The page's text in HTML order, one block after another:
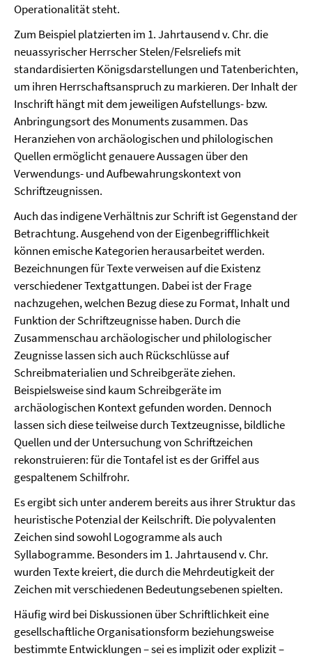
Operationalität steht.
Zum Beispiel platzierten im 1. Jahrtausend v. Chr. die
neuassyrischer Herrscher Stelen/Felsreliefs mit
standardisierten Königsdarstellungen und Tatenberichten,
um ihren Herrschaftsanspruch zu markieren. Der Inhalt der
Inschrift hängt mit dem jeweiligen Aufstellungs- bzw.
Anbringungsort des Monuments zusammen. Das
Heranziehen von archäologischen und philologischen
Quellen ermöglicht genauere Aussagen über den
Verwendungs- und Aufbewahrungskontext von
Schriftzeugnissen.
Auch das indigene Verhältnis zur Schrift ist Gegenstand der
Betrachtung. Ausgehend von der Eigenbegrifflichkeit
können emische Kategorien herausarbeitet werden.
Bezeichnungen für Texte verweisen auf die Existenz
verschiedener Textgattungen. Dabei ist der Frage
nachzugehen, welchen Bezug diese zu Format, Inhalt und
Funktion der Schriftzeugnisse haben. Durch die
Zusammenschau archäologischer und philologischer
Zeugnisse lassen sich auch Rückschlüsse auf
Schreibmaterialien und Schreibgeräte ziehen.
Beispielsweise sind kaum Schreibgeräte im
archäologischen Kontext gefunden worden. Dennoch
lassen sich diese teilweise durch Textzeugnisse, bildliche
Quellen und der Untersuchung von Schriftzeichen
rekonstruieren: für die Tontafel ist es der Griffel aus
gespaltenem Schilfrohr.
Es ergibt sich unter anderem bereits aus ihrer Struktur das
heuristische Potenzial der Keilschrift. Die polyvalenten
Zeichen sind sowohl Logogramme als auch
Syllabogramme. Besonders im 1. Jahrtausend v. Chr.
wurden Texte kreiert, die durch die Mehrdeutigkeit der
Zeichen mit verschiedenen Bedeutungsebenen spielten.
Häufig wird bei Diskussionen über Schriftlichkeit eine
gesellschaftliche Organisationsform beziehungsweise
bestimmte Entwicklungen – sei es implizit oder explizit –